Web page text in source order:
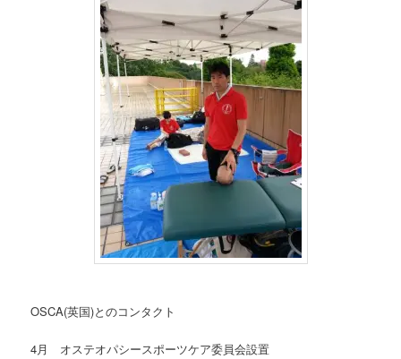
OSCA(英国)とのコンタクト
4月 オステオパシースポーツケア委員会設置